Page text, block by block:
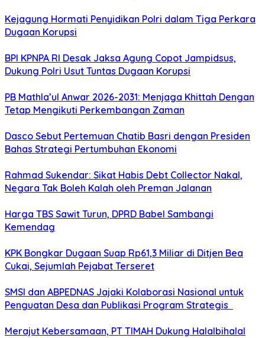
Kejagung Hormati Penyidikan Polri dalam Tiga Perkara
Dugaan Korupsi
BPI KPNPA RI Desak Jaksa Agung Copot Jampidsus,
Dukung Polri Usut Tuntas Dugaan Korupsi
PB Mathla’ul Anwar 2026-2031: Menjaga Khittah Dengan
Tetap Mengikuti Perkembangan Zaman
Dasco Sebut Pertemuan Chatib Basri dengan Presiden
Bahas Strategi Pertumbuhan Ekonomi
Rahmad Sukendar: Sikat Habis Debt Collector Nakal,
Negara Tak Boleh Kalah oleh Preman Jalanan
Harga TBS Sawit Turun, DPRD Babel Sambangi
Kemendag
KPK Bongkar Dugaan Suap Rp61,3 Miliar di Ditjen Bea
Cukai, Sejumlah Pejabat Terseret
SMSI dan ABPEDNAS Jajaki Kolaborasi Nasional untuk
Penguatan Desa dan Publikasi Program Strategis
Merajut Kebersamaan, PT TIMAH Dukung Halalbihalal